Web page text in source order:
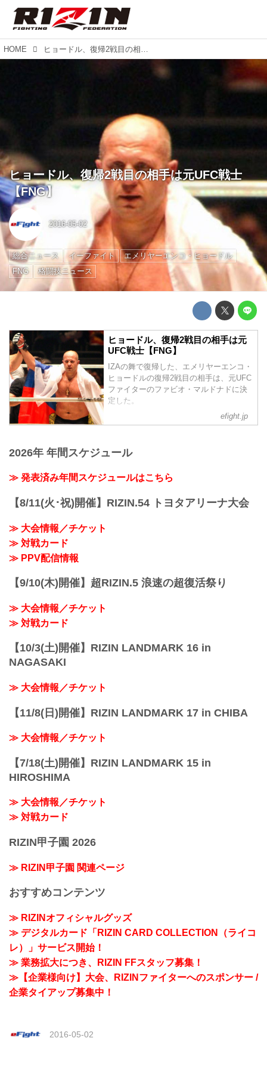
HOME ヒョードル、復帰2戦目の相手は元UFC戦士【FNG】
ヒョードル、復帰2戦目の相手は元UFC戦士
【FNG】
2016-05-02
総合ニュース イーファイト
エメリヤーエンコ・ヒョードル
FNG
格闘技ニュース
ヒョードル、復帰2戦目の相手は元
UFC戦士【FNG】
IZAの舞で復帰した、エメリヤーエンコ・
ヒョードルの復帰2戦目の相手は、元UFC
ファイターのファビオ・マルドナドに決
定した。
efight.jp
2026年 年間スケジュール
≫ 発表済み年間スケジュールはこちら
【8/11(火･祝)開催】RIZIN.54 トヨタアリーナ大会
≫ 大会情報／チケット
≫ 対戦カード
≫ PPV配信情報
【9/10(木)開催】超RIZIN.5 浪速の超復活祭り
≫ 大会情報／チケット
≫ 対戦カード
【10/3(土)開催】RIZIN LANDMARK 16 in
NAGASAKI
≫ 大会情報／チケット
【11/8(日)開催】RIZIN LANDMARK 17 in CHIBA
≫ 大会情報／チケット
【7/18(土)開催】RIZIN LANDMARK 15 in
HIROSHIMA
≫ 大会情報／チケット
≫ 対戦カード
RIZIN甲子園 2026
≫ RIZIN甲子園 関連ページ
おすすめコンテンツ
≫ RIZINオフィシャルグッズ
≫ デジタルカード「RIZIN CARD COLLECTION（ライコ
レ）」サービス開始！
≫ 業務拡大につき、RIZIN FFスタッフ募集！
≫【企業様向け】大会、RIZINファイターへのスポンサー /
企業タイアップ募集中！
2016-05-02